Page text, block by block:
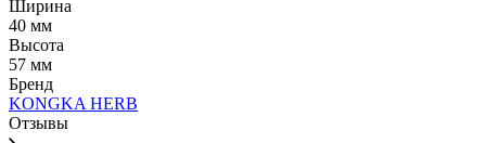
Ширина
40 мм
Высота
57 мм
Бренд
KONGKA HERB
Отзывы